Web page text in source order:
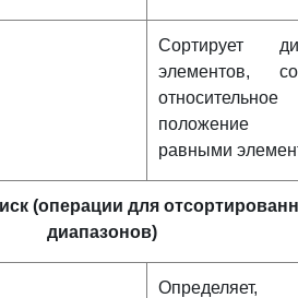
Сортирует
элементов,
относительное
положение
равными
(операции для
диапазонов)
Определяет,